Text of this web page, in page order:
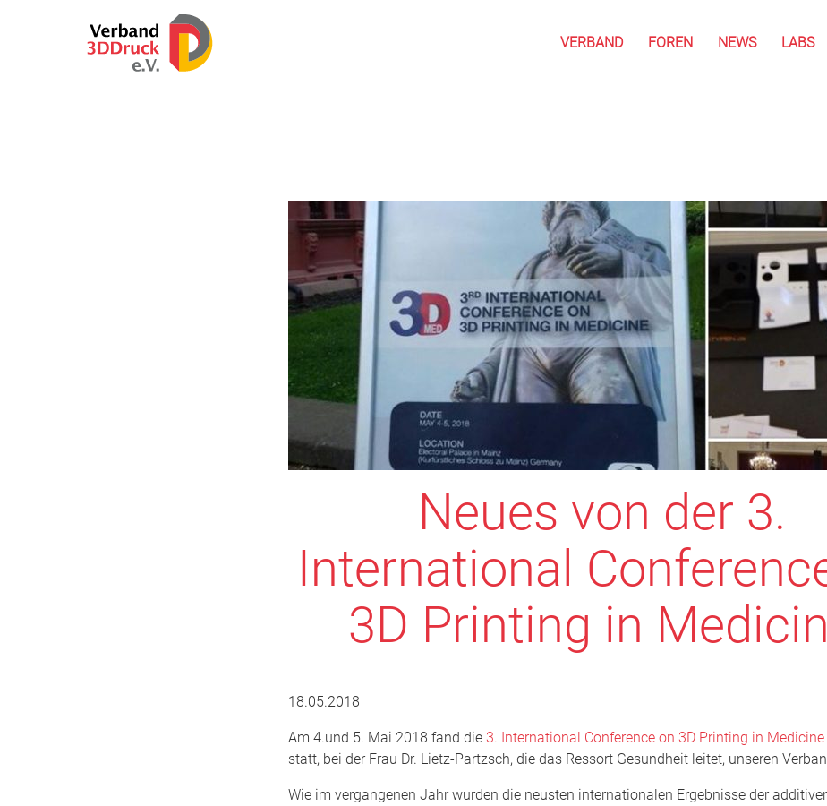
VERBAND FOREN NEWS LABS
Neues von der 3.
International
3D Printing in
18.05.2018
Am 4.und 5. Mai 2018 fand die 3. International Conference on 3D Printing in
statt, bei der Frau Dr. Lietz-Partzsch, die das Ressort Gesundheit leitet, unseren
Wie im vergangenen Jahr wurden die neusten internationalen Ergebnisse der